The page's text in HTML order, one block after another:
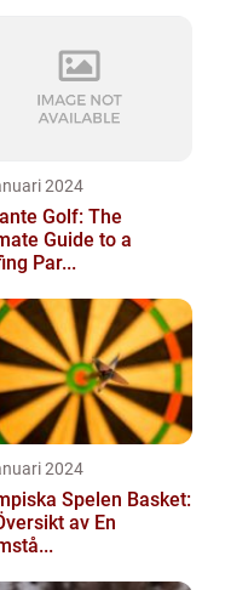
2024
Golf: The
Guide to a
Par...
2024
Spelen Basket:
av En